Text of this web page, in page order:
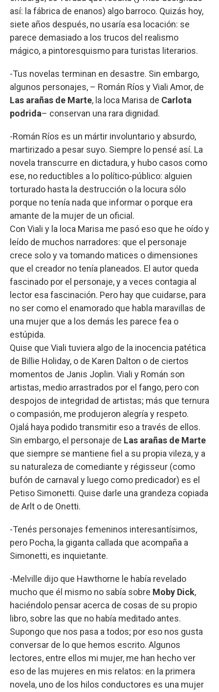
así: la fábrica de enanos) algo barroco. Quizás hoy,
siete años después, no usaría esa locación: se
parece demasiado a los trucos del realismo
mágico, a pintoresquismo para turistas literarios.
-Tus novelas terminan en desastre. Sin embargo,
algunos personajes, – Román Ríos y Viali Amor, de
Las arañas de Marte, la loca Marisa de Carlota
podrida– conservan una rara dignidad.
-Román Ríos es un mártir involuntario y absurdo,
martirizado a pesar suyo. Siempre lo pensé así. La
novela transcurre en dictadura, y hubo casos como
ese, no reductibles a lo político-público: alguien
torturado hasta la destrucción o la locura sólo
porque no tenía nada que informar o porque era
amante de la mujer de un oficial.
Con Viali y la loca Marisa me pasó eso que he oído y
leído de muchos narradores: que el personaje
crece solo y va tomando matices o dimensiones
que el creador no tenía planeados. El autor queda
fascinado por el personaje, y a veces contagia al
lector esa fascinación. Pero hay que cuidarse, para
no ser como el enamorado que habla maravillas de
una mujer que a los demás les parece fea o
estúpida.
Quise que Viali tuviera algo de la inocencia patética
de Billie Holiday, o de Karen Dalton o de ciertos
momentos de Janis Joplin. Viali y Román son
artistas, medio arrastrados por el fango, pero con
despojos de integridad de artistas; más que ternura
o compasión, me produjeron alegría y respeto.
Ojalá haya podido transmitir eso a través de ellos.
Sin embargo, el personaje de Las arañas de Marte
que siempre se mantiene fiel a su propia vileza, y a
su naturaleza de comediante y régisseur (como
bufón de carnaval y luego como predicador) es el
Petiso Simonetti. Quise darle una grandeza copiada
de Arlt o de Onetti.
-Tenés personajes femeninos interesantísimos,
pero Pocha, la giganta callada que acompaña a
Simonetti, es inquietante.
-Melville dijo que Hawthorne le había revelado
mucho que él mismo no sabía sobre Moby Dick,
haciéndolo pensar acerca de cosas de su propio
libro, sobre las que no había meditado antes.
Supongo que nos pasa a todos; por eso nos gusta
conversar de lo que hemos escrito. Algunos
lectores, entre ellos mi mujer, me han hecho ver
eso de las mujeres en mis relatos: en la primera
novela, uno de los hilos conductores es una mujer